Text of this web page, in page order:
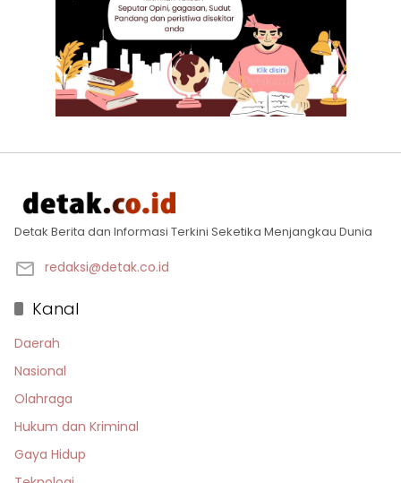
Detak Berita dan Informasi Terkini Seketika Menjangkau Dunia
redaksi@detak.co.id
Kanal
Daerah
Nasional
Olahraga
Hukum dan Kriminal
Gaya Hidup